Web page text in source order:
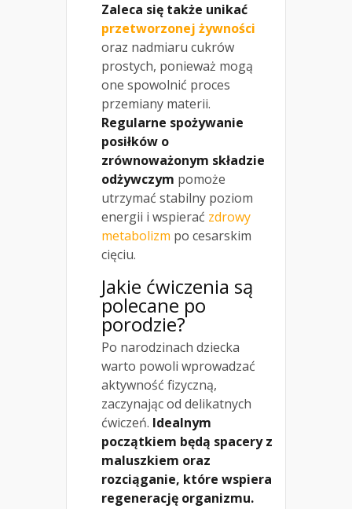
Zaleca się także unikać
przetworzonej żywności
oraz nadmiaru cukrów
prostych, ponieważ mogą
one spowolnić proces
przemiany materii.
Regularne spożywanie
posiłków o
zrównoważonym składzie
odżywczym pomoże
utrzymać stabilny poziom
energii i wspierać zdrowy
metabolizm po cesarskim
cięciu.
Jakie ćwiczenia są
polecane po
porodzie?
Po narodzinach dziecka
warto powoli wprowadzać
aktywność fizyczną,
zaczynając od delikatnych
ćwiczeń. Idealnym
początkiem będą spacery z
maluszkiem oraz
rozciąganie, które wspiera
regenerację organizmu.